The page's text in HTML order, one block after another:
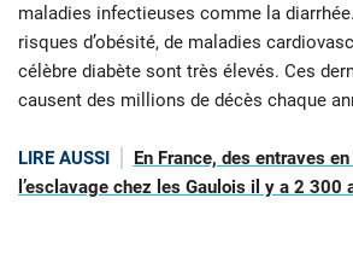
maladies infectieuses comme la
risques d’obésité, de maladies
célèbre diabète sont très élevés. Ces
causent des millions de décès chaque
LIRE AUSSI
En France, des entraves
l’esclavage chez les Gaulois il y a 2 300